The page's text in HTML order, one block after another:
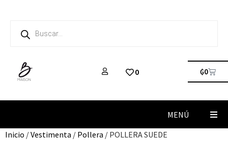
0 ₲0
MENÚ
Inicio /Vestimenta / Pollera / POLLERA SUEDE